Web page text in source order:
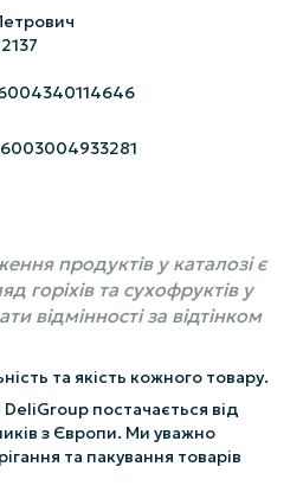
продуктів у каталозі є
горіхів та сухофруктів у
відмінності за відтінком
та якість кожного товару.
DeliGroup постачається від
з Європи. Ми уважно
та пакування товарів